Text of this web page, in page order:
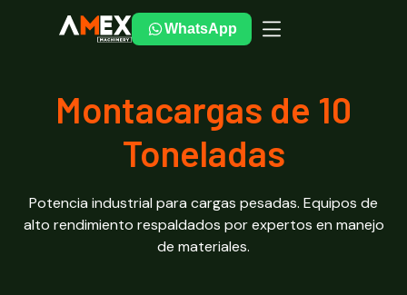
WhatsApp
Montacargas de 10
Toneladas
Potencia industrial para cargas pesadas. Equipos de
alto rendimiento respaldados por expertos en manejo
de materiales.